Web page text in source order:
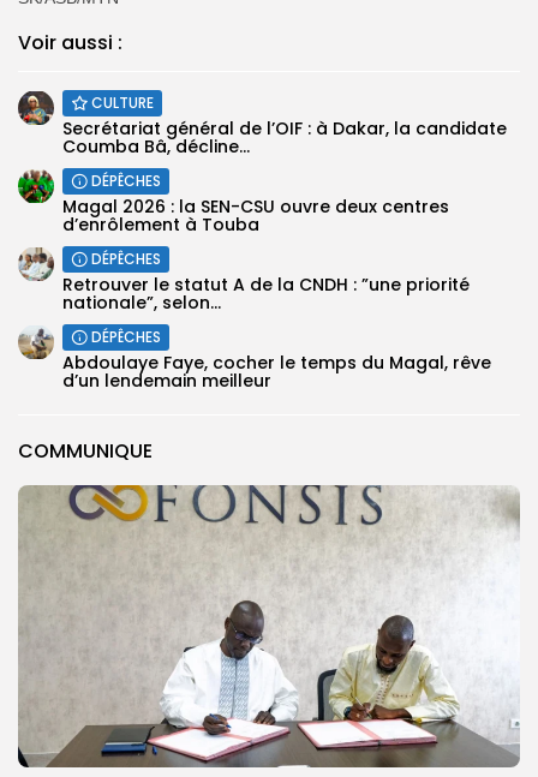
COMMUNIQUE
Voir aussi :
CULTURE
Secrétariat général de l’OIF : à Dakar, la candidate
Coumba Bâ, décline...
DÉPÊCHES
Magal 2026 : la SEN-CSU ouvre deux centres
d’enrôlement à Touba
DÉPÊCHES
Retrouver le statut A de la CNDH : ”une priorité
nationale”, selon...
DÉPÊCHES
Abdoulaye Faye, cocher le temps du Magal, rêve
d’un lendemain meilleur